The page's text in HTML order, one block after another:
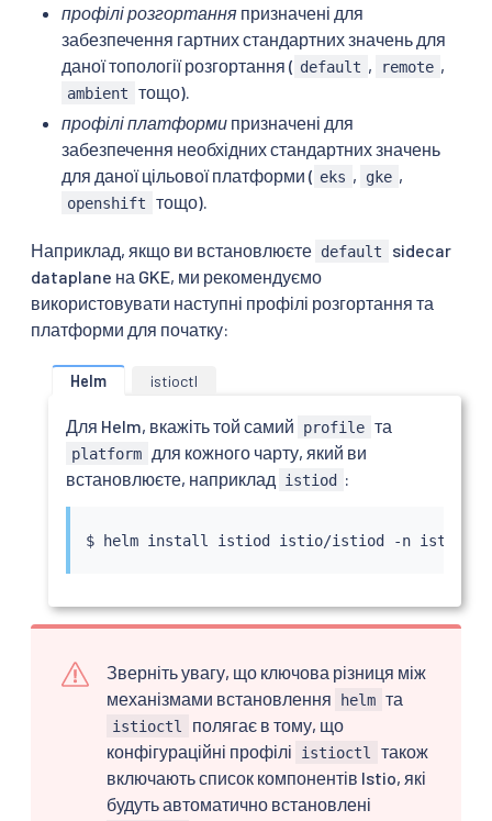
профілі розгортання призначені для
забезпечення гартних стандартних значень для
даної топології розгортання ( default , remote ,
ambient
тощо).
профілі платформи призначені для
забезпечення необхідних стандартних значень
для даної цільової платформи ( eks , gke ,
openshift тощо).
Наприклад, якщо ви встановлюєте default
sidecar
dataplane на GKE, ми рекомендуємо
використовувати наступні профілі розгортання та
платформи для початку:
Helm istioctl
Для Helm, вкажіть той самий profile та
platform
для кожного чарту, який ви
встановлюєте, наприклад
istiod :
$ helm install istiod istio/istiod -n istio-
Зверніть увагу, що ключова різниця між
механізмами встановлення
helm та
istioctl
полягає в тому, що
конфігураційні профілі
istioctl
також
включають список компонентів Istio, які
будуть автоматично встановлені